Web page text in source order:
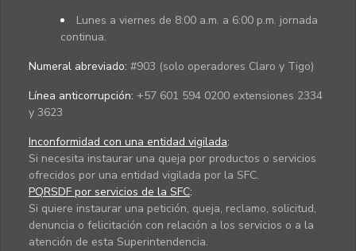
Lunes a viernes de 8:00 a.m. a 6:00 p.m. jornada
continua.
Numeral abreviado: #903 (solo operadores Claro y Tigo)
Línea anticorrupción: +57 601 594 0200 extensiones 2334
y 3623
Inconformidad con una entidad vigilada:
Si necesita instaurar una queja por productos o servicios
ofrecidos por una entidad vigilada por la SFC.
PQRSDF por servicios de la SFC:
Si quiere instaurar una petición, queja, reclamo, solicitud,
denuncia o felicitación con relación a los servicios o a la
atención de esta Superintendencia.